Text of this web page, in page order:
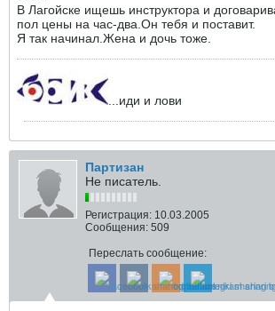
В Лагойске ищешь инструктора и
пол цены на час-два.Он тебя и поставит.
Я так начинал.Жена и дочь тоже.
...иди и лови
Партизан
Не писатель.
Регистрация: 10.03.2005
Сообщения: 509
Переслать сообщение: